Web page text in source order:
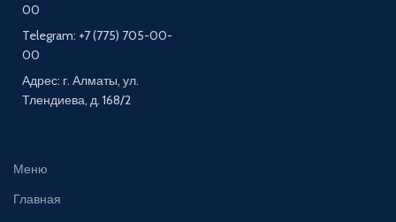
00
Telegram: +7 (775) 705-00-
00
Адрес: г. Алматы, ул.
Тлендиева, д. 168/2
Меню
Главная